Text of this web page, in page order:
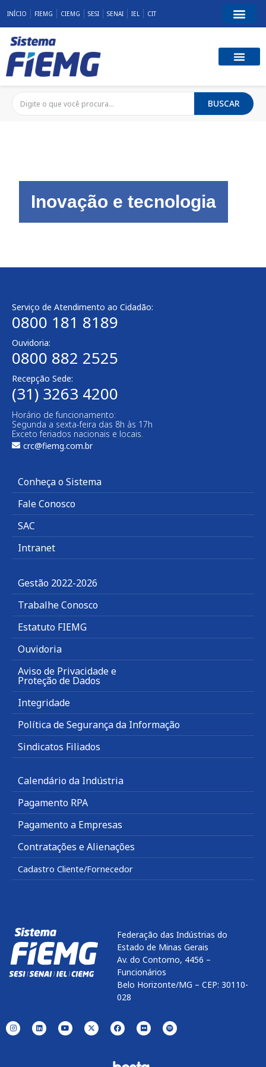
INÍCIO FIEMG CIEMG SESI SENAI IEL CIT
BUSCAR
Inovação e tecnologia
Serviço de Atendimento ao Cidadão:
0800 181 8189
Ouvidoria:
0800 882 2525​
Recepção Sede:
(31) 3263 4200
Horário de funcionamento:
Segunda a sexta-feira das 8h às 17h
Exceto feriados nacionais e locais.
crc@fiemg.com.br
Conheça o Sistema
Fale Conosco
SAC
Intranet
Gestão 2022-2026
Trabalhe Conosco
Estatuto FIEMG
Ouvidoria
Aviso de Privacidade e
Proteção de Dados
Integridade
Política de Segurança da Informação
Sindicatos Filiados
Calendário da Indústria
Pagamento RPA
Pagamento a Empresas
Contratações e Alienações
Cadastro Cliente/Fornecedor
Federação das Indústrias do
Estado de Minas Gerais
Av. do Contorno, 4456 –
Funcionários
Belo Horizonte/MG – CEP: 30110-
028